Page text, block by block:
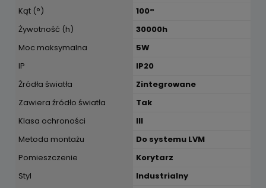
Kąt (°)
100°
Żywotność (h)
30000h
Moc maksymalna
5W
IP
IP20
Źródła światła
Zintegrowane
Zawiera źródło światła
Tak
Klasa ochroności
III
Metoda montażu
Do systemu LVM
Pomieszczenie
Korytarz
Styl
Industrialny